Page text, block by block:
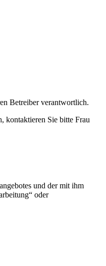
Betreiber verantwortlich.
kontaktieren Sie bitte Frau
und der mit ihm
oder